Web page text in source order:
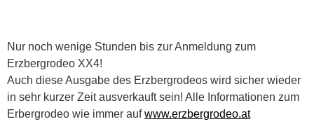
Nur noch wenige Stunden bis zur Anmeldung zum
Erzbergrodeo XX4!
Auch diese Ausgabe des Erzbergrodeos wird sicher wieder
in sehr kurzer Zeit ausverkauft sein! Alle Informationen zum
Erbergrodeo wie immer aufwww.erzbergrodeo.at